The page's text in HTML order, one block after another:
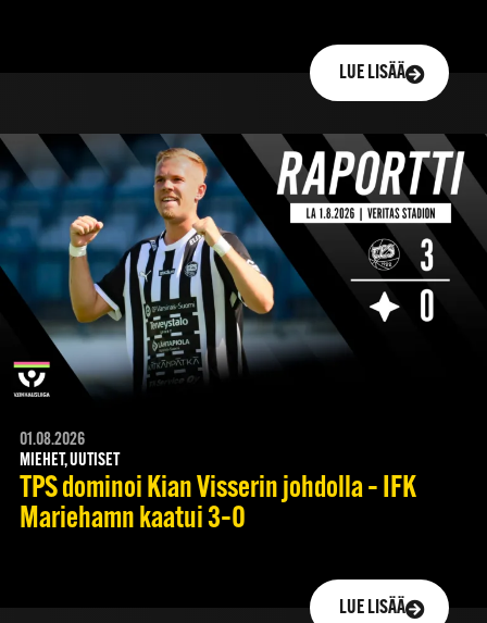
LUE LISÄÄ
01.08.2026
MIEHET, UUTISET
TPS dominoi Kian Visserin johdolla – IFK
Mariehamn kaatui 3–0
LUE LISÄÄ